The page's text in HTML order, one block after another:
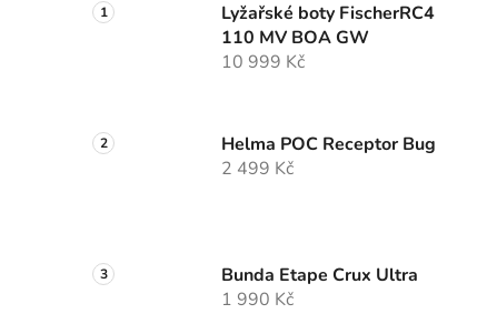
Lyžařské boty FischerRC4
110 MV BOA GW
10 999 Kč
Helma POC Receptor Bug
2 499 Kč
Bunda Etape Crux Ultra
1 990 Kč